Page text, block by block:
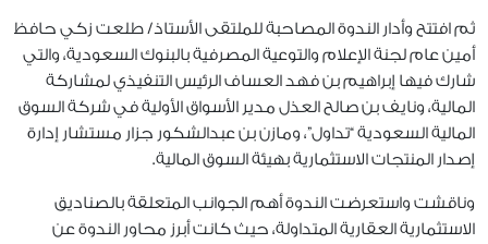
ثم افتتح وأدار الندوة المصاحبة للملتقى الأستاذ/ طلعت زكي حافظ
أمين عام لجنة الإعلام والتوعية المصرفية بالبنوك السعودية، والتي
شارك فيها إبراهيم بن فهد العساف الرئيس التنفيذي لمشاركة
المالية، ونايف بن صالح العذل مدير الأسواق الأولية في شركة السوق
المالية السعودية “تداول”، ومازن بن عبدالشكور جزار مستشار إدارة
إصدار المنتجات الاستثمارية بهيئة السوق المالية.
وناقشت واستعرضت الندوة أهم الجوانب المتعلقة بالصناديق
الاستثمارية العقارية المتداولة، حيث كانت أبرز محاور الندوة عن